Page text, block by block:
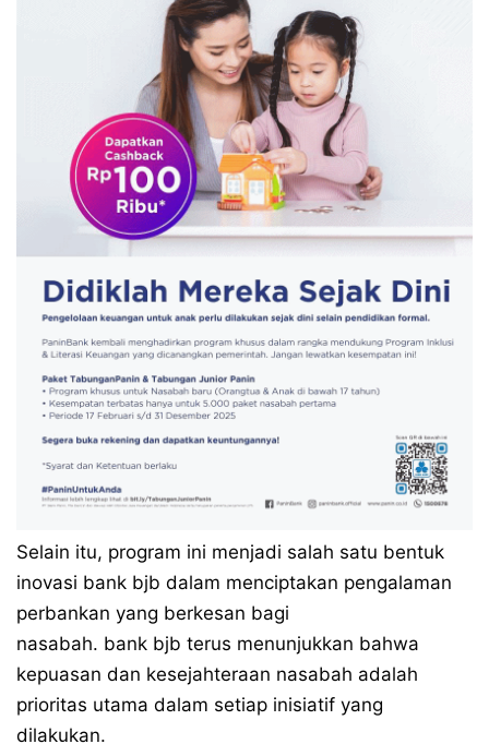
Selain itu, program ini menjadi salah satu bentuk
inovasi bank bjb dalam menciptakan pengalaman
perbankan yang berkesan bagi
nasabah. bank bjb terus menunjukkan bahwa
kepuasan dan kesejahteraan nasabah adalah
prioritas utama dalam setiap inisiatif yang
dilakukan.